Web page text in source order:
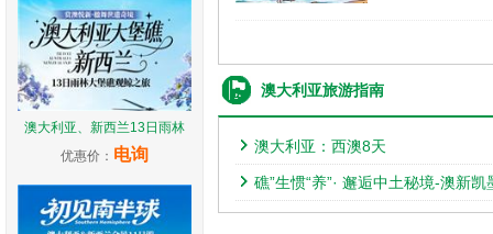
澳大利亚、新西兰13日雨林
优惠价： 电询
澳大利亚旅游指南
澳大利亚：西澳8天
礁”生惯“养”· 邂逅中土秘境-澳新